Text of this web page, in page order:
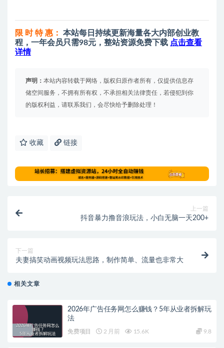
限 时 特 惠：
本站每日持续更新海量各大内部创业教
程，一年会员只需98元，整站资源免费下载 点击查看
详情
声明： 本站内容转载于网络，版权归原作者所有，仅提供信息存
储空间服务，不拥有所有权，不承担相关法律责任，若侵犯到你
的版权利益，请联系我们，会尽快给予删除处理！
收藏 链接
上一篇
抖音暴力撸音浪玩法，小白无脑一天200+
下一篇
夫妻搞笑动画视频玩法思路，制作简单、流量也非常大
相关文章
2026年广告任务网怎么赚钱？5年从业者拆解玩
法
免费项目 2 月前 15.6K 9.8